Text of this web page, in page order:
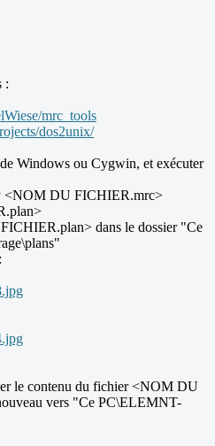
:
mrc_tools
dos2unix/
Windows ou Cygwin, et exécuter
<NOM DU FICHIER.mrc>
dans le dossier "Ce
le contenu du fichier <NOM DU
vers "Ce PC\ELEMNT-